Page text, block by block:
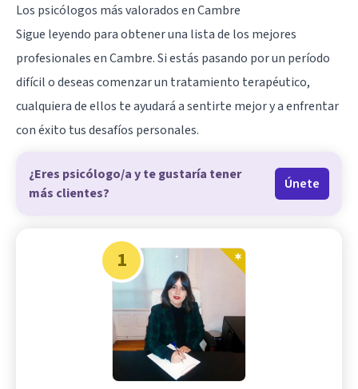
Los psicólogos más valorados en Cambre
Sigue leyendo para obtener una lista de los mejores
profesionales en Cambre. Si estás pasando por un período
difícil o deseas comenzar un tratamiento terapéutico,
cualquiera de ellos te ayudará a sentirte mejor y a enfrentar
con éxito tus desafíos personales.
¿Eres psicólogo/a y te gustaría tener
más clientes?
Únete
1